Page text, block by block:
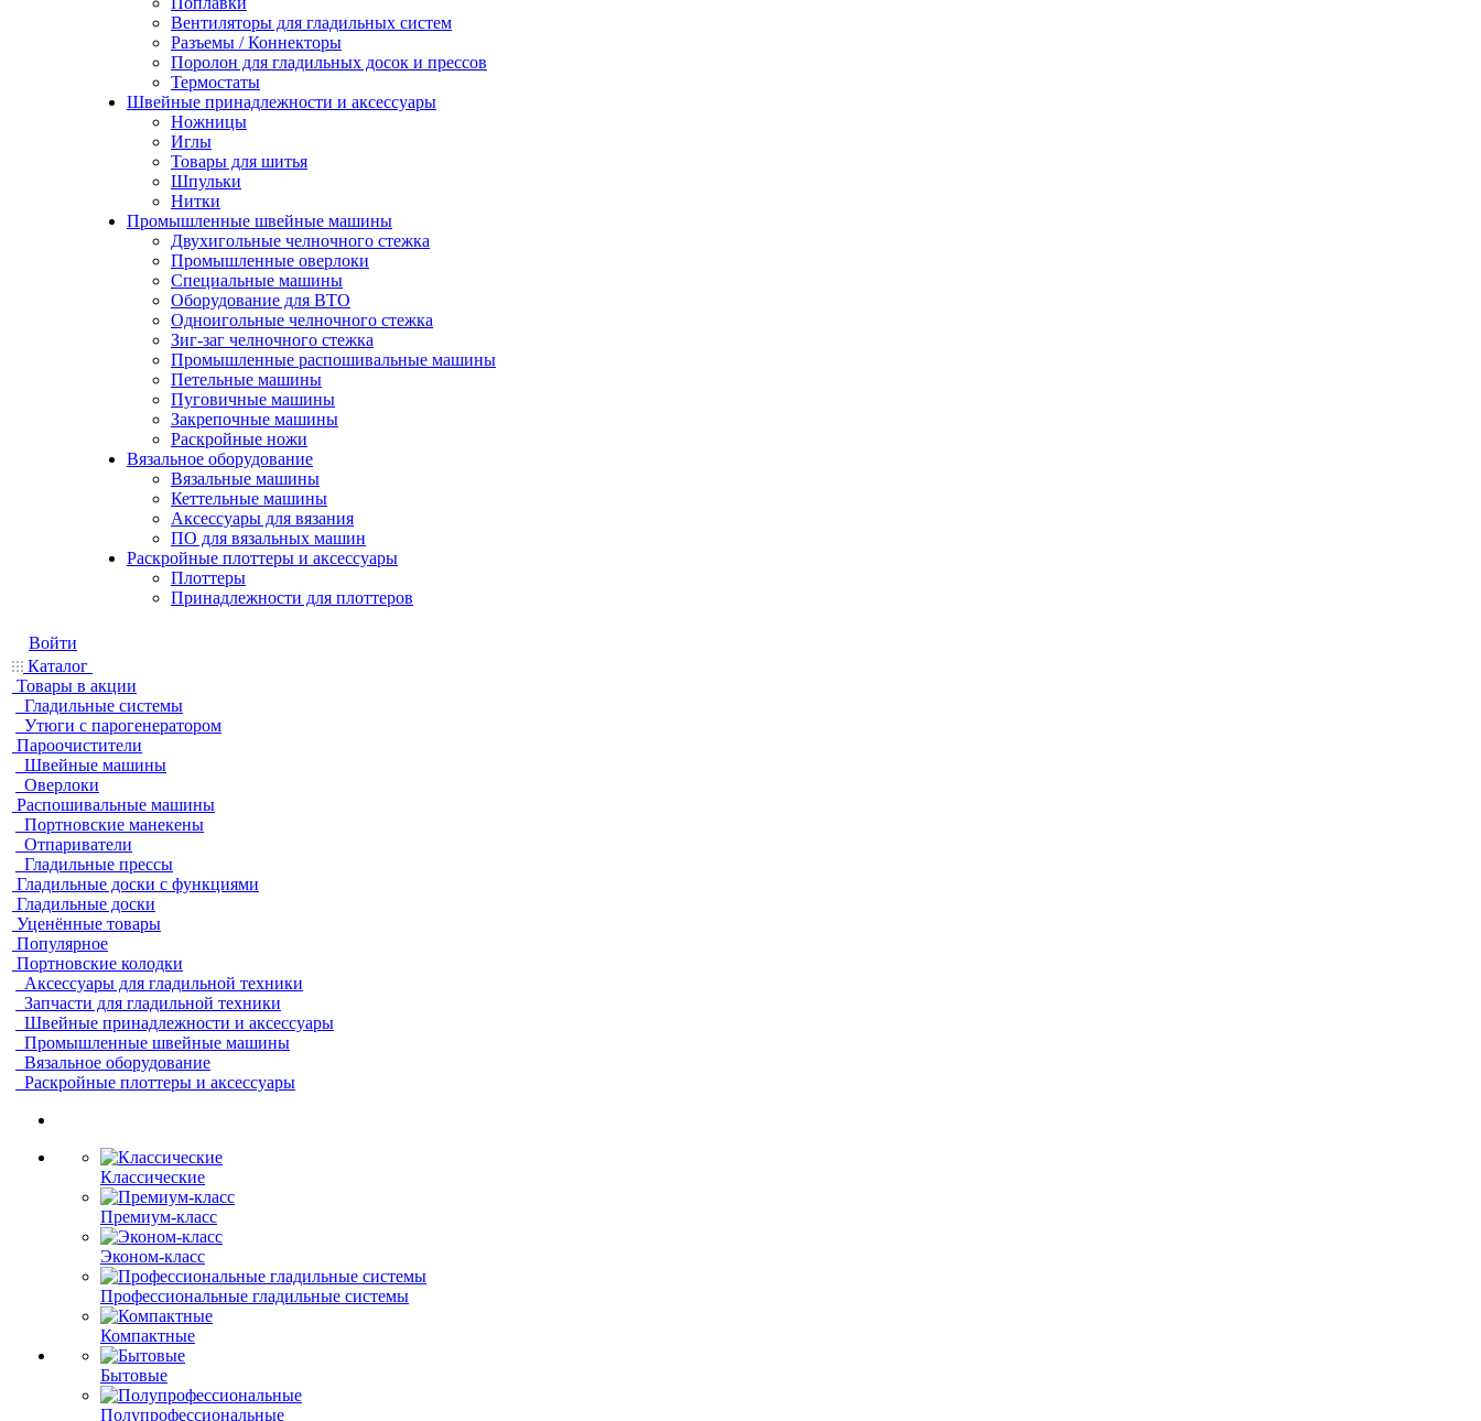
Вентиляторы для гладильных систем
Разъемы / Коннекторы
Поролон для гладильных досок и прессов
Термостаты
Швейные принадлежности и аксессуары
Ножницы
Иглы
Товары для шитья
Шпульки
Нитки
Промышленные швейные машины
Двухигольные челночного стежка
Промышленные оверлоки
Специальные машины
Оборудование для ВТО
Одноигольные челночного стежка
Зиг-заг челночного стежка
Промышленные распошивальные машины
Петельные машины
Пуговичные машины
Закрепочные машины
Раскройные ножи
Вязальное оборудование
Вязальные машины
Кеттельные машины
Аксессуары для вязания
ПО для вязальных машин
Раскройные плоттеры и аксессуары
Плоттеры
Принадлежности для плоттеров
Войти
Каталог
Товары в акции
Гладильные системы
Утюги с парогенератором
Пароочистители
Швейные машины
Оверлоки
Распошивальные машины
Портновские манекены
Отпариватели
Гладильные прессы
Гладильные доски с функциями
Гладильные доски
Уценённые товары
Популярное
Портновские колодки
Аксессуары для гладильной техники
Запчасти для гладильной техники
Швейные принадлежности и аксессуары
Промышленные швейные машины
Вязальное оборудование
Раскройные плоттеры и аксессуары
Классические
Премиум-класс
Эконом-класс
Профессиональные гладильные системы
Компактные
Бытовые
Полупрофессиональные